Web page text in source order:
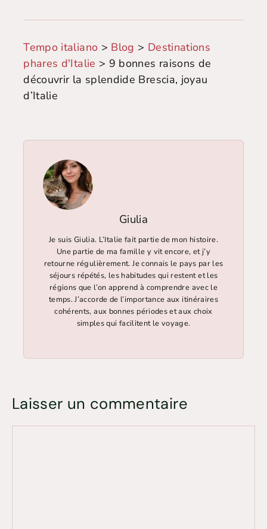
Tempo italiano > Blog > Destinations
phares d'Italie > 9 bonnes raisons de
découvrir la splendide Brescia, joyau
d’Italie
Giulia
Je suis Giulia. L’Italie fait partie de mon histoire.
Une partie de ma famille y vit encore, et j’y
retourne régulièrement. Je connais le pays par les
séjours répétés, les habitudes qui restent et les
régions que l’on apprend à comprendre avec le
temps. J’accorde de l’importance aux itinéraires
cohérents, aux bonnes périodes et aux choix
simples qui facilitent le voyage.
Laisser un commentaire